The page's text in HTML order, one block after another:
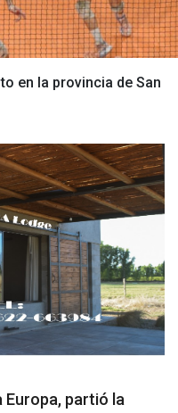
en la provincia de San
Europa, partió la